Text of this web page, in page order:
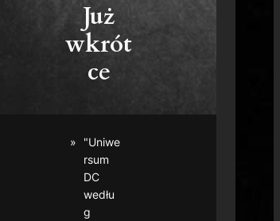
Już
wkrót
ce
"Uniwe
rsum
DC
wedłu
g